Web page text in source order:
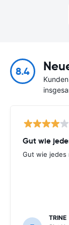
8.4
Gut wie
Gut wie jedes
TRINE